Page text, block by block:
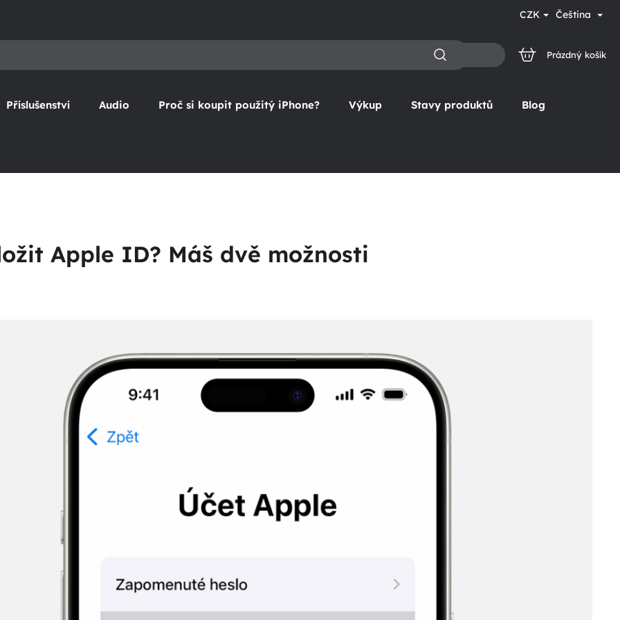
CZK Čeština
NÁKUPNÍ
Prázdný košík
Příslušenství Audio Proč si koupit použitý iPhone? Výkup Stavy produktů Blog
Apple ID? Máš dvě možnosti